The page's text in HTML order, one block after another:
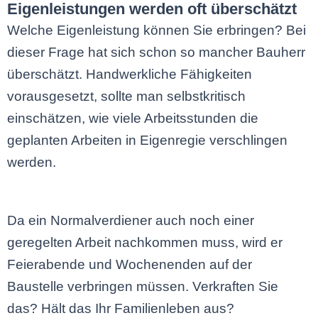
Eigenleistungen werden oft überschätzt
Welche Eigenleistung können Sie erbringen? Bei
dieser Frage hat sich schon so mancher Bauherr
überschätzt. Handwerkliche Fähigkeiten
vorausgesetzt, sollte man selbstkritisch
einschätzen, wie viele Arbeitsstunden die
geplanten Arbeiten in Eigenregie verschlingen
werden.
Da ein Normalverdiener auch noch einer
geregelten Arbeit nachkommen muss, wird er
Feierabende und Wochenenden auf der
Baustelle verbringen müssen. Verkraften Sie
das? Hält das Ihr Familienleben aus?